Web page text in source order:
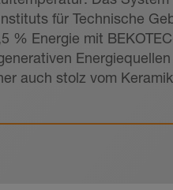
für Technische
Energie mit
auch stolz vom